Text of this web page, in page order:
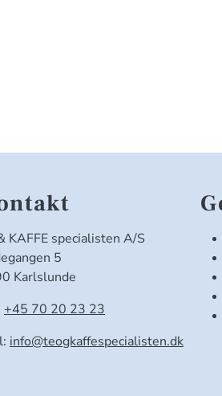
KAFFE specialisten A/S
5
Karlslunde
+45 70 20 23 23
info@teogkaffespecialisten.dk